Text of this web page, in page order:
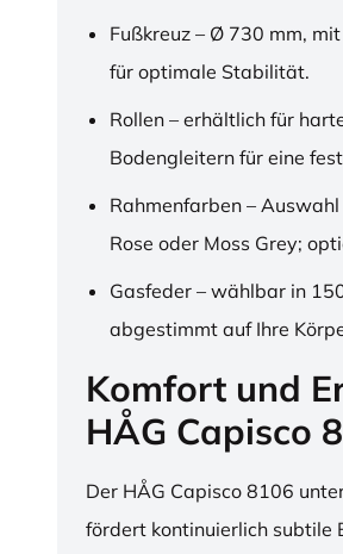
Fußkreuz – Ø 730 mm,
für optimale Stabilität.
Rollen – erhältlich für
Bodengleitern für eine
Rahmenfarben –
Rose oder Moss Grey;
Gasfeder – wählbar in
abgestimmt auf Ihre
Komfort und
HÅG Capisco
Der HÅG Capisco 8106
fördert kontinuierlich subtile